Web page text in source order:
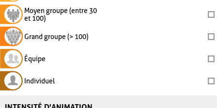
Moyen groupe (entre 30
et 100)
Grand groupe (> 100)
Équipe
Individuel